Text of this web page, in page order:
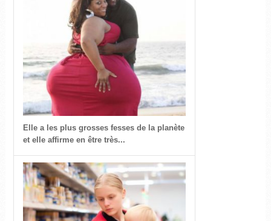
Elle a les plus grosses fesses de la planète
et elle affirme en être très...